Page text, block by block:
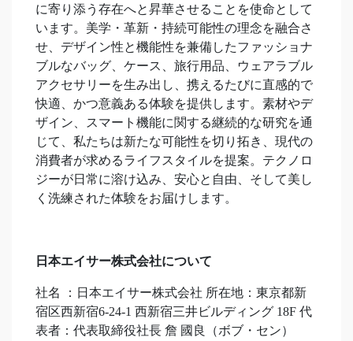
に寄り添う存在へと昇華させることを使命として
います。美学・革新・持続可能性の理念を融合さ
せ、デザイン性と機能性を兼備したファッショナ
ブルなバッグ、ケース、旅行用品、ウェアラブル
アクセサリーを生み出し、携えるたびに直感的で
快適、かつ意義ある体験を提供します。素材やデ
ザイン、スマート機能に関する継続的な研究を通
じて、私たちは新たな可能性を切り拓き、現代の
消費者が求めるライフスタイルを提案。テクノロ
ジーが日常に溶け込み、安心と自由、そして美し
く洗練された体験をお届けします。
日本エイサー株式会社について
社名 ：日本エイサー株式会社 所在地：東京都新
宿区西新宿6-24-1 西新宿三井ビルディング 18F 代
表者：代表取締役社長 詹 國良（ボブ・セン）